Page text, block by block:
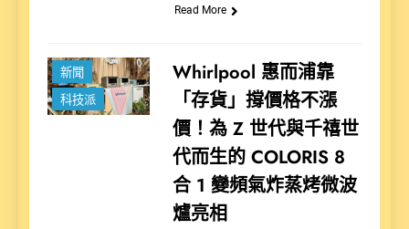
Read More
新聞
科技派
Whirlpool 惠而浦靠
「存貨」撐價格不漲
價！為 Z 世代與千禧世
代而生的 COLORIS 8
合 1 變頻氣炸蒸烤微波
爐亮相